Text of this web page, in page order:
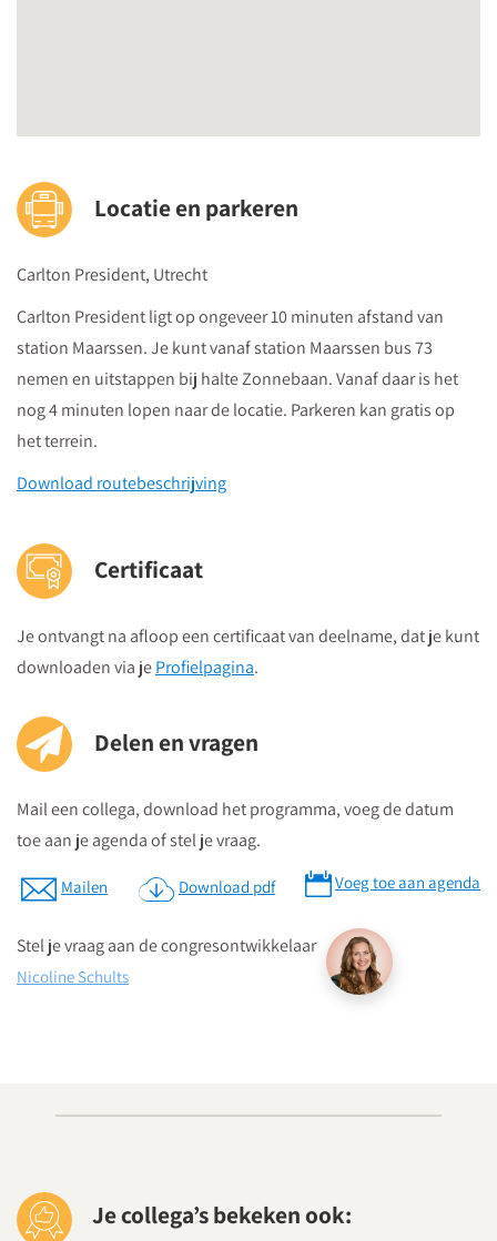
Hanneke Poot-van der Windt, specialist Ontwikkeling van
Welke motorische basisvaardigheden zijn essentieel
voor een vloeiend en leesbaar handschrift?
Hoe maak je een onderbouwde keuze tussen een los en
een verbonden schrift?
Einde congres
Locatie en parkeren
Carlton President, Utrecht
Carlton President ligt op ongeveer 10 minuten afstand van
station Maarssen. Je kunt vanaf station Maarssen bus 73
nemen en uitstappen bij halte Zonnebaan. Vanaf daar is het
nog 4 minuten lopen naar de locatie. Parkeren kan gratis op
het terrein.
Download routebeschrijving
Certificaat
Je ontvangt na afloop een certificaat van deelname, dat je kunt
downloaden via jeProfielpagina.
Delen en vragen
Mail een collega, download het programma, voeg de datum
toe aan je agenda of stel je vraag.
Mailen Download pdf Voeg toe aan agenda
Stel je vraag aan de congresontwikkelaar
Nicoline Schults
Je collega’s bekeken ook: